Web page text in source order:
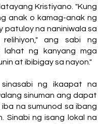
Kristiyano. "Kung
anak o kamag-anak ng
patuloy na naniniwala sa
ang sabi ng
lahat ng kanyang mga
at ibibigay sa nayon."
sinasabi ng ikaapat na
sinuman ang dapat
na sumunod sa ibang
Sinabi ng isang lokal na